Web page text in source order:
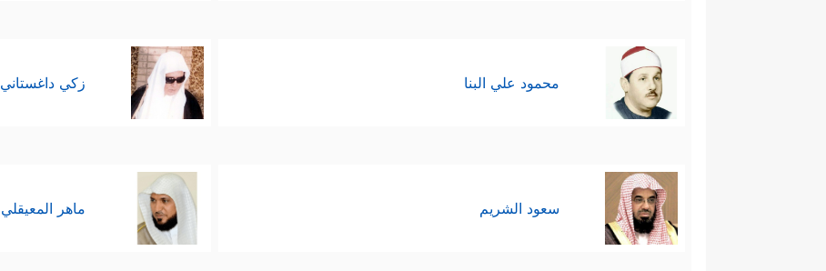
محمود علي البنا زكي داغستاني
سعود الشريم ماهر المعيقلي